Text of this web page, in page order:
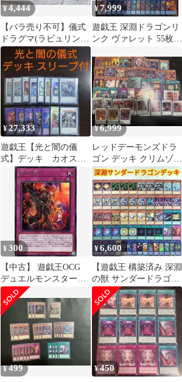
¥4,444
【バラ売り不可】儀式
ドラグマ(ラビュリンス
採用型)【エクストラ付
き】
¥7,999
遊戯王 深淵ドラゴンリ
ンク ヴァレット 55枚
ッキ付き①
¥27,333
遊戯王【光と闇の儀
式】デッキ カオス・
ソルジャー スリーブ
付 Ａ
¥6,999
レッドデーモンズドラ
ゴン デッキ クリムゾン
ヘルガイア 紅蓮の王者
¥300
【中古】 遊戯王OCG
デュエルモンスターズ
烙印の獣 DABL DABL-
JP073 レア
¥6,600
【遊戯王 構築済み 深淵
の獣 サンダードラゴン
デッキ】深淵の獣ルベ
リオン 等
¥499 ¥450